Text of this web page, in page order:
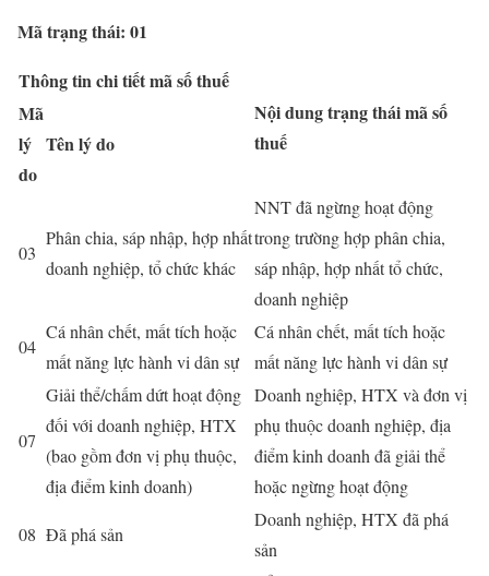
Mã trạng thái: 01
Thông tin chi tiết mã số thuế
Nội dung trạng thái mã số
thuế
Mã
lý
do
Tên lý do
03
Phân chia, sáp nhập, hợp nhất
doanh nghiệp, tổ chức khác
NNT đã ngừng hoạt động
trong trường hợp phân chia,
sáp nhập, hợp nhất tổ chức,
doanh nghiệp
04
Cá nhân chết, mất tích hoặc
mất năng lực hành vi dân sự
Cá nhân chết, mất tích hoặc
mất năng lực hành vi dân sự
07
Giải thể/chấm dứt hoạt động
đối với doanh nghiệp, HTX
(bao gồm đơn vị phụ thuộc,
địa điểm kinh doanh)
Doanh nghiệp, HTX và đơn vị
phụ thuộc doanh nghiệp, địa
điểm kinh doanh đã giải thể
hoặc ngừng hoạt động
08 Đã phá sản
Doanh nghiệp, HTX đã phá
sản